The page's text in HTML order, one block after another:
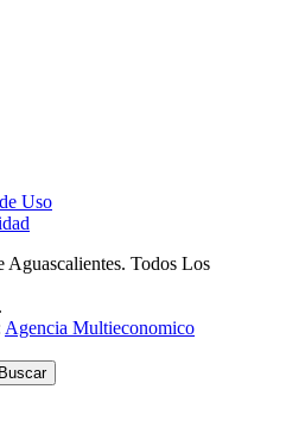
Uso
Todos Los
Agencia Multieconomico